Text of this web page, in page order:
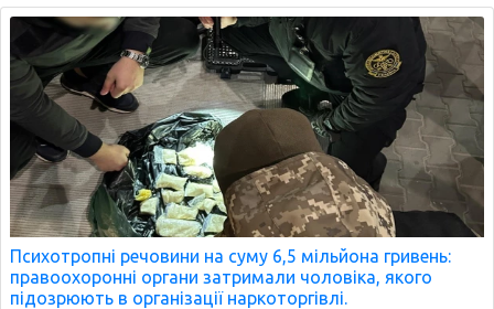
Психотропні речовини на суму 6,5 мільйона гривень:
правоохоронні органи затримали чоловіка, якого
підозрюють в організації наркоторгівлі.